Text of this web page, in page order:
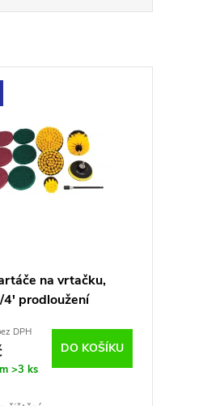
na vrtačku,
prodloužení
DPH
>3 ks
DO KOŠÍKU